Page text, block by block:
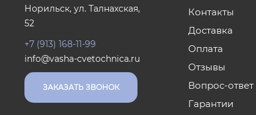
Норильск, ул. Талнахская,
52
+7 (913) 168-11-99
info@vasha-cvetochnica.ru
ЗАКАЗАТЬ ЗВОНОК
Контакты
Доставка
Оплата
Отзывы
Вопрос-ответ
Гарантии